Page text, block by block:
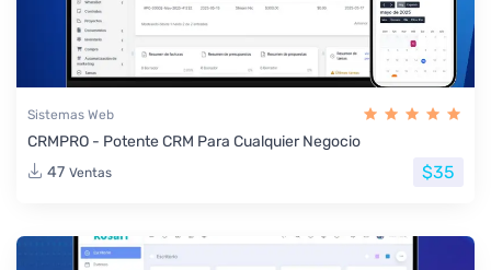
Sistemas Web
CRMPRO - Potente CRM Para Cualquier Negocio
47 Ventas $35